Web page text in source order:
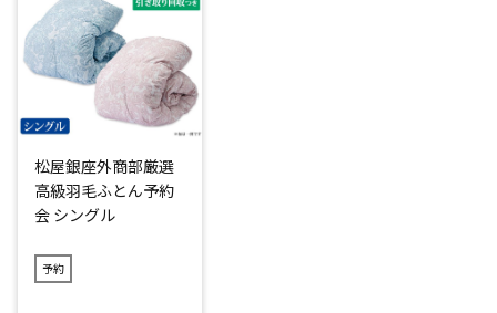
「ポーランド産」「ホワイトマザーグース」「6つ星プレミア
ムゴールドラベル(*1)」の羽毛掛けふとんを特別価格で買え
るのはシーズンオフの今だけ！
原毛をポーランドから直接買い付け、さらに羽毛専門工場の
閑散期に生産することで作業を大幅にカット、お買い得な価
格を実現しました。
スペシャルな予約会なので、松屋銀座の店頭では購入できま
せん。
とんを「引き取り回収」するサービスもあり、お金をかけて
松屋銀座外商部厳選
高級羽毛ふとん予約
会 シングル
予約